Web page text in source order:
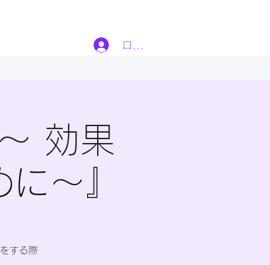
ログイン
効果
～』
する際